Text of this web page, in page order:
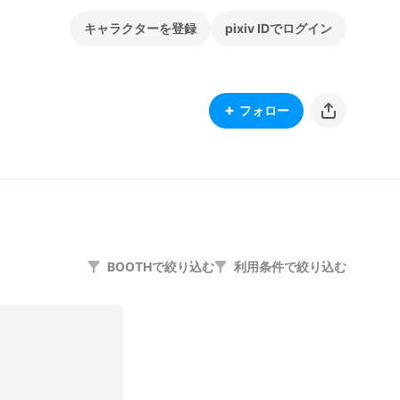
キャラクターを登録 pixiv IDでログイン
フォロー
BOOTHで絞り込む 利用条件で絞り込む